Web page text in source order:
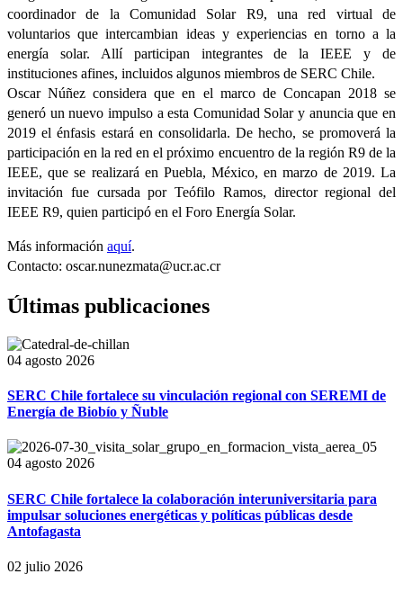
coordinador de la Comunidad Solar R9, una red virtual de
voluntarios que intercambian ideas y experiencias en torno a la
energía solar. Allí participan integrantes de la IEEE y de
instituciones afines, incluidos algunos miembros de SERC Chile.
Oscar Núñez considera que en el marco de Concapan 2018 se
generó un nuevo impulso a esta Comunidad Solar y anuncia que en
2019 el énfasis estará en consolidarla. De hecho, se promoverá la
participación en la red en el próximo encuentro de la región R9 de la
IEEE, que se realizará en Puebla, México, en marzo de 2019. La
invitación fue cursada por Teófilo Ramos, director regional del
IEEE R9, quien participó en el Foro Energía Solar.
Más información aquí.
Contacto: oscar.nunezmata@ucr.ac.cr
Últimas publicaciones
04 agosto 2026
SERC Chile fortalece su vinculación regional con SEREMI de
Energía de Biobío y Ñuble
04 agosto 2026
SERC Chile fortalece la colaboración interuniversitaria para
impulsar soluciones energéticas y políticas públicas desde
Antofagasta
02 julio 2026